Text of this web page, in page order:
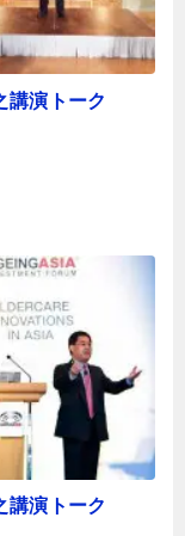
講演トーク
講演トーク